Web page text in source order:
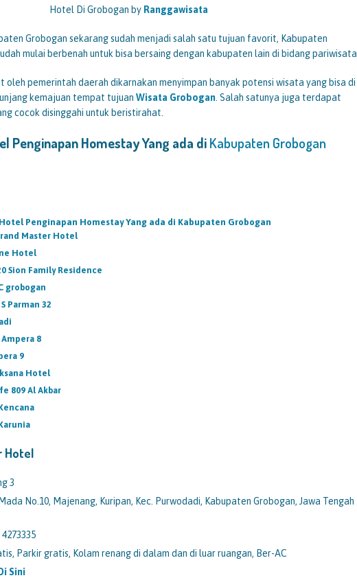
Hotel Di Grobogan by Ranggawisata
Grobogan sekarang sudah menjadi salah satu tujuan favorit, Kabupaten
mulai berbenah untuk bisa bersaing dengan kabupaten lain di bidang pariwisata.
oleh pemerintah daerah dikarnakan menyimpan banyak potensi wisata yang bisa di
kemajuan tempat tujuan Wisata Grobogan . Salah satunya juga terdapat
cocok disinggahi untuk beristirahat.
Penginapan Homestay Yang ada diKabupaten Grobogan
Penginapan Homestay Yang ada di Kabupaten Grobogan
Master Hotel
Hotel
Sion Family Residence
grobogan
Parman 32
8
9
Hotel
809 Al Akbar
Hotel
3
No.10, Majenang, Kuripan, Kec. Purwodadi, Kabupaten Grobogan, Jawa Tengah
Parkir gratis, Kolam renang di dalam dan di luar ruangan, Ber-AC
Sini